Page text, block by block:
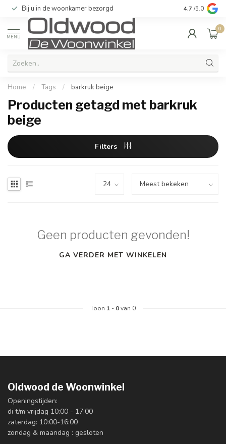
Bij u in de woonkamer bezorgd Kwaliteit &
4.7 /5.0
MENU
0
Home / Tags / barkruk beige
Producten getagd met barkruk
beige
Filters
Geen producten gevonden!
GA VERDER MET WINKELEN
Toon 1 - 0van 0
Oldwood de Woonwinkel
Openingstijden:
di t/m vrijdag 10:00 - 17:00
zaterdag: 10:00-16:00
zondag & maandag : gesloten